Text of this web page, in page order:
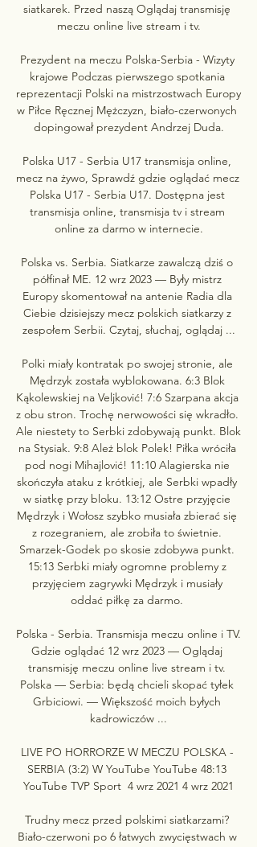
siatkarek. Przed naszą Oglądaj transmisję
meczu online live stream i tv.
Prezydent na meczu Polska-Serbia - Wizyty
krajowe Podczas pierwszego spotkania
reprezentacji Polski na mistrzostwach Europy
w Piłce Ręcznej Mężczyzn, biało-czerwonych
dopingował prezydent Andrzej Duda.
Polska U17 - Serbia U17 transmisja online,
mecz na żywo, Sprawdź gdzie oglądać mecz
Polska U17 - Serbia U17. Dostępna jest
transmisja online, transmisja tv i stream
online za darmo w internecie.
Polska vs. Serbia. Siatkarze zawalczą dziś o
półfinał ME. 12 wrz 2023 — Były mistrz
Europy skomentował na antenie Radia dla
Ciebie dzisiejszy mecz polskich siatkarzy z
zespołem Serbii. Czytaj, słuchaj, oglądaj ...
Polki miały kontratak po swojej stronie, ale
Mędrzyk została wyblokowana. 6:3 Blok
Kąkolewskiej na Veljković! 7:6 Szarpana akcja
z obu stron. Trochę nerwowości się wkradło.
Ale niestety to Serbki zdobywają punkt. Blok
na Stysiak. 9:8 Ależ blok Polek! Piłka wróciła
pod nogi Mihajlović! 11:10 Alagierska nie
skończyła ataku z krótkiej, ale Serbki wpadły
w siatkę przy bloku. 13:12 Ostre przyjęcie
Mędrzyk i Wołosz szybko musiała zbierać się
z rozegraniem, ale zrobiła to świetnie.
Smarzek-Godek po skosie zdobywa punkt.
15:13 Serbki miały ogromne problemy z
przyjęciem zagrywki Mędrzyk i musiały
oddać piłkę za darmo.
Polska - Serbia. Transmisja meczu online i TV.
Gdzie oglądać 12 wrz 2023 — Oglądaj
transmisję meczu online live stream i tv.
Polska — Serbia: będą chcieli skopać tyłek
Grbiciowi. — Większość moich byłych
kadrowiczów ...
LIVE PO HORRORZE W MECZU POLSKA -
SERBIA (3:2) W YouTube YouTube 48:13
YouTube TVP Sport  4 wrz 2021 4 wrz 2021
Trudny mecz przed polskimi siatkarzami?
Biało-czerwoni po 6 łatwych zwycięstwach w